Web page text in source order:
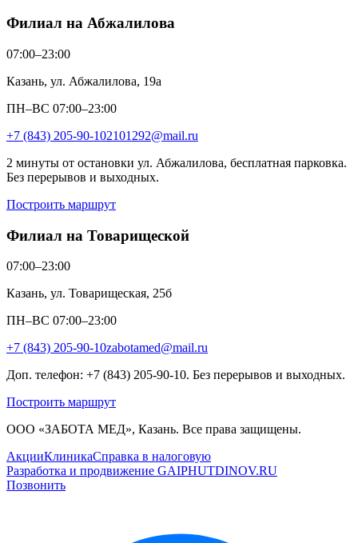
Филиал на Абжалилова
07:00–23:00
Казань, ул. Абжалилова, 19а
ПН–ВС 07:00–23:00
+7 (843) 205-90-102101292@mail.ru
2 минуты от остановки ул. Абжалилова, бесплатная парковка.
Без перерывов и выходных.
Построить маршрут
Филиал на Товарищеской
07:00–23:00
Казань, ул. Товарищеская, 25б
ПН–ВС 07:00–23:00
+7 (843) 205-90-10zabotamed@mail.ru
Доп. телефон: +7 (843) 205-90-10. Без перерывов и выходных.
Построить маршрут
ООО «ЗАБОТА МЕД», Казань. Все права защищены.
АкцииКлиникаСправка в налоговую
Разработка и продвижение GAIPHUTDINOV.RU
Позвонить